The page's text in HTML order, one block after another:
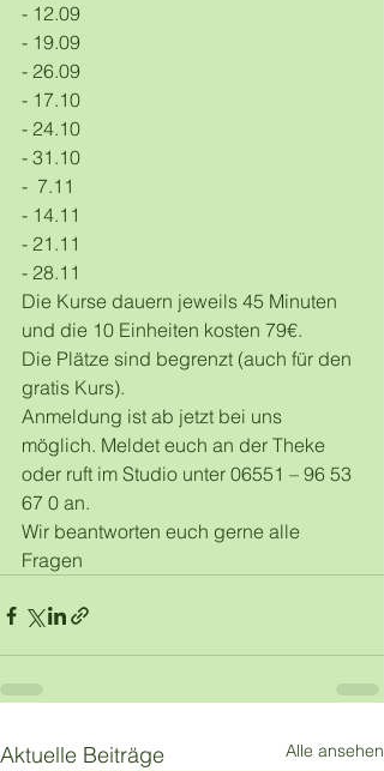
- 12.09
- 19.09
- 26.09
- 17.10
- 24.10
- 31.10
-  7.11
- 14.11
- 21.11
- 28.11
Die Kurse dauern jeweils 45 Minuten
und die 10 Einheiten kosten 79€.
Die Plätze sind begrenzt (auch für den
gratis Kurs).
Anmeldung ist ab jetzt bei uns
möglich. Meldet euch an der Theke
oder ruft im Studio unter 06551 – 96 53
67 0 an.
Wir beantworten euch gerne alle
Fragen
Aktuelle Beiträge Alle ansehen